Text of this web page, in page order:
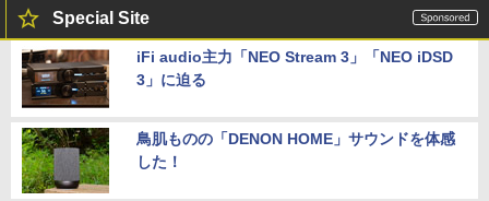
Special Site
iFi audio主力「NEO Stream 3」「NEO iDSD
3」に迫る
鳥肌ものの「DENON HOME」サウンドを体感
した！